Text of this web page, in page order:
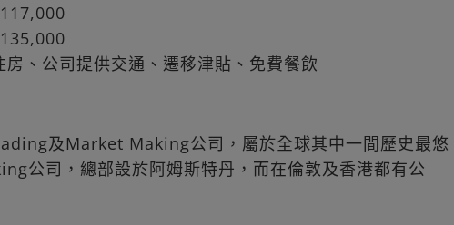
房、公司提供交通、遷移津貼、免費餐飲
及Market Making公司，屬於全球其中一間歷史最悠
公司，總部設於阿姆斯特丹，而在倫敦及香港都有公